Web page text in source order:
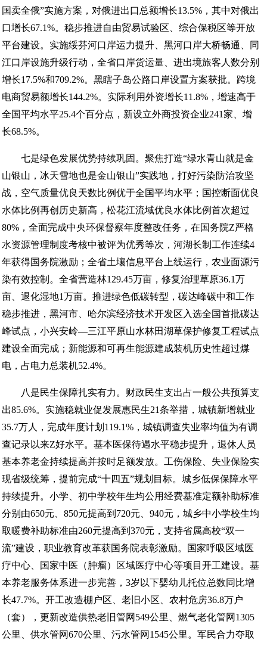
国卖全俄”实施方案，对俄进出口总额增长13.5%，其中对俄出
口增长67.1%。稳步推进自由贸易试验区、综合保税区等开放
平台建设。实施绥芬河口岸运力提升、黑河口岸大桥畅通、同
江口岸设施升级行动，全省口岸货运量、进出境旅客人数分别
增长17.5%和709.2%。黑瞎子岛公路口岸设置方案获批。跨境
电商贸易额增长144.2%。实际利用外资增长11.8%，增速高于
全国平均水平25.4个百分点，新设立外商投资企业241家、增
长68.5%。
七是绿色发展优势持续巩固。聚焦打造“绿水青山就是金
山银山，冰天雪地也是金山银山”实践地，打好污染防治攻坚
战，空气质量优良天数比例优于全国平均水平；国控断面优良
水体比例再创历史新高，松花江流域优良水体比例首次超过
80%，全面完成中央环保督察年度整改任务，在国务院Z严格
水资源管理制度考核中被评为优秀等次，河湖长制工作连续4
年获得国务院激励；全省土壤信息平台上线运行，农业面源污
染有效控制。全省营造林129.45万亩，修复治理草原36.1万
亩、退化湿地1万亩。推进绿色低碳转型，碳达峰碳中和工作
稳步推进，黑河市、哈尔滨经济技术开发区入选全国首批碳达
峰试点，小兴安岭—三江平原山水林田湖草保护修复工程试点
建设全面完成；新能源和可再生能源建成装机历史性超过煤
电，占电力总装机52.4%。
八是民生保障扎实有力。财政民生支出占一般公共预算支
出85.6%。实施稳就业促发展惠民生21条举措，城镇新增就业
35.7万人，完成年度计划119.1%，城镇调查失业率均值为有调
查记录以来Z好水平。基本医保待遇水平稳步提升，退休人员
基本养老金持续提高并按时足额发放。工伤保险、失业保险实
现省级统筹，提前完成“十四五”规划目标。城乡低保保障水平
持续提升。小学、初中学校年生均公用经费基准定额补助标准
分别由650元、850元提高到720元、940元，城乡中小学校生均
取暖费补助标准由260元提高到370元，支持省属高校“双一
流”建设，职业教育改革获国务院表彰激励。国家呼吸区域医
疗中心、国家中医（肿瘤）区域医疗中心等项目开工建设。基
本养老服务体系进一步完善，3岁以下婴幼儿托位总数同比增
长47.7%。开工改造棚户区、老旧小区、农村危房36.8万户
（套），更新改造供热老旧管网549公里、燃气老化管网1305
公里、供水管网670公里、污水管网1545公里。军民合力夺取